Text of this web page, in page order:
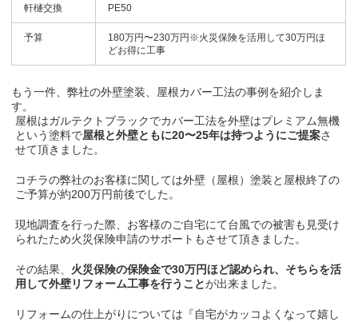
軒樋交換 PE50
予算
180万円〜230万円※火災保険を活用して30万円ほ
どお得に工事
もう一件、弊社の外壁塗装、屋根カバー工法の事例を紹介しま
す。
屋根はガルテクトブラックでカバー工法を外壁はプレミアム無機
という塗料で屋根と外壁ともに20〜25年は持つようにご提案さ
せて頂きました。
コチラの弊社のお客様に関しては外壁（屋根）塗装と屋根終了の
ご予算が約200万円前後でした。
現地調査を行った際、お客様のご自宅にて台風での被害も見受け
られたため火災保険申請のサポートもさせて頂きました。
その結果、 火災保険の保険金で30万円ほど認められ、そちらを活
用して外壁リフォーム工事を行うことが出来ました。
リフォームの仕上がりについては『自宅がカッコよくなって嬉し